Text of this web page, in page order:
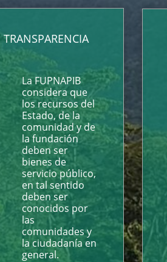
TRANSPARENCIA
La FUPNAPIB
considera que
los recursos del
Estado, de la
comunidad y de
la fundación
deben ser
bienes de
servicio público,
en tal sentido
deben ser
conocidos por
las
comunidades y
la ciudadanía en
general.